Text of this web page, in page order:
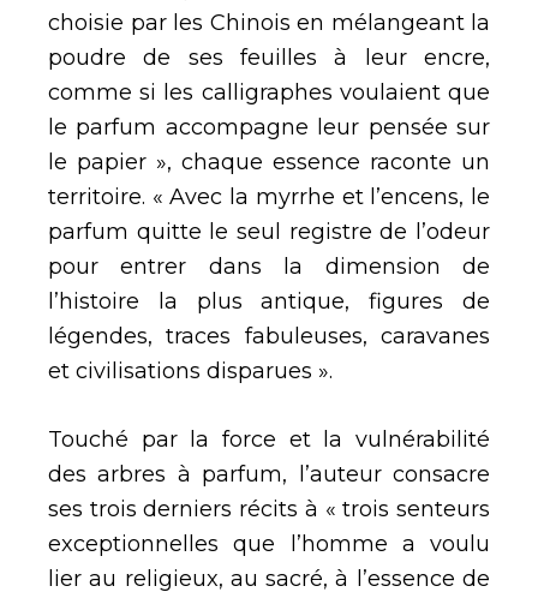
choisie par les Chinois en mélangeant la
poudre de ses feuilles à leur encre,
comme si les calligraphes voulaient que
le parfum accompagne leur pensée sur
le papier », chaque essence raconte un
territoire. « Avec la myrrhe et l’encens, le
parfum quitte le seul registre de l’odeur
pour entrer dans la dimension de
l’histoire la plus antique, figures de
légendes, traces fabuleuses, caravanes
et civilisations disparues ».
Touché par la force et la vulnérabilité
des arbres à parfum, l’auteur consacre
ses trois derniers récits à « trois senteurs
exceptionnelles que l’homme a voulu
lier au religieux, au sacré, à l’essence de